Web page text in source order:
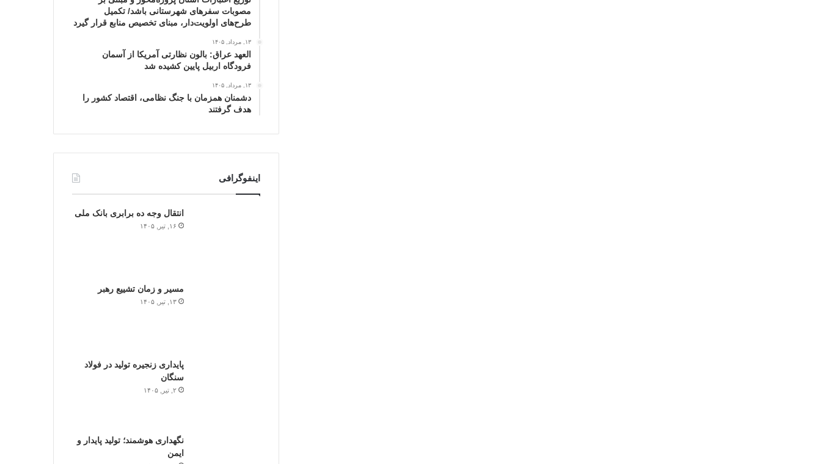
مصوبات سفرهای شهرستانی باشد/ تکمیل
طرح‌های اولویت‌دار، مبنای تخصیص منابع قرار گیرد
۱۳, مرداد, ۱۴۰۵
العهد عراق: بالون نظارتی آمریکا از آسمان
فرودگاه اربیل پایین کشیده شد
۱۳, مرداد, ۱۴۰۵
دشمنان همزمان با جنگ نظامی، اقتصاد کشور را
هدف گرفتند
اینفوگرافی
انتقال وجه ده برابری بانک ملی
۱۶, تیر, ۱۴۰۵
مسیر و زمان تشییع رهبر
۱۳, تیر, ۱۴۰۵
پایداری زنجیره تولید در فولاد
سنگان
۲, تیر, ۱۴۰۵
نگهداری هوشمند؛ تولید پایدار و
ایمن